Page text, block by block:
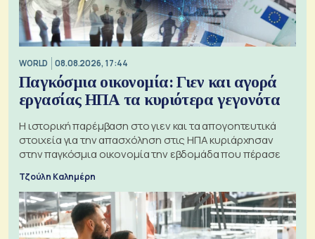
WORLD 08.08.2026, 17:44
Παγκόσμια οικονομία: Γιεν και αγορά
εργασίας ΗΠΑ τα κυριότερα γεγονότα
Η ιστορική παρέμβαση στο γιεν και τα απογοητευτικά
στοιχεία για την απασχόληση στις ΗΠΑ κυριάρχησαν
στην παγκόσμια οικονομία την εβδομάδα που πέρασε
Τζούλη Καλημέρη